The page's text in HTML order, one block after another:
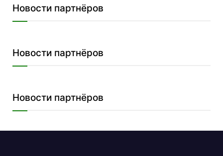
Новости партнёров
Новости партнёров
Новости партнёров